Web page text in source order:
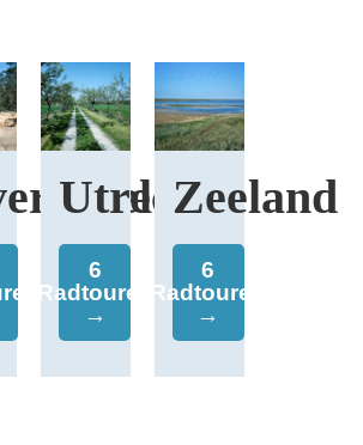
Utrecht
6
Radtouren
→
Zeeland
6
Radtouren
→